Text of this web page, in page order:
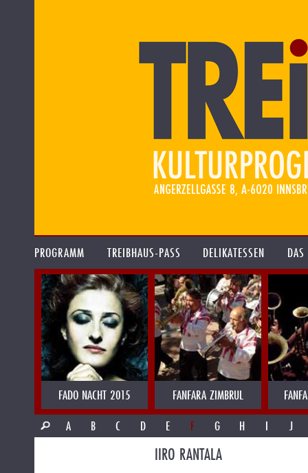
PROGRAMM TREIBHAUS-PASS DELIKATESSEN
FADO NACHT 2015 FANFARA ZIMBRUL
A
B C D E F G H I J
IIRO RANTALA